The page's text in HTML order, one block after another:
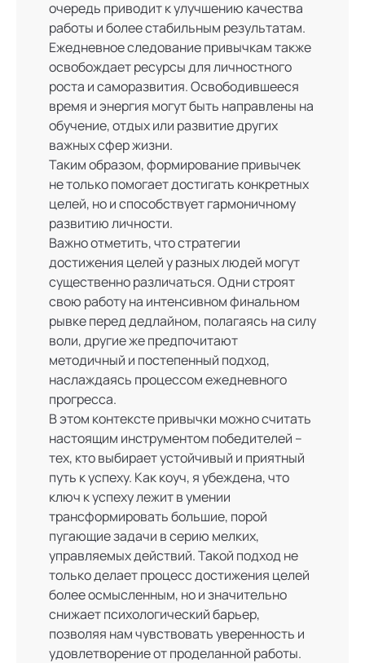
очередь приводит к улучшению качества
работы и более стабильным результатам.
Ежедневное следование привычкам также
освобождает ресурсы для личностного
роста и саморазвития. Освободившееся
время и энергия могут быть направлены на
обучение, отдых или развитие других
важных сфер жизни.
Таким образом, формирование привычек
не только помогает достигать конкретных
целей, но и способствует гармоничному
развитию личности.
Важно отметить, что стратегии
достижения целей у разных людей могут
существенно различаться. Одни строят
свою работу на интенсивном финальном
рывке перед дедлайном, полагаясь на силу
воли, другие же предпочитают
методичный и постепенный подход,
наслаждаясь процессом ежедневного
прогресса.
В этом контексте привычки можно считать
настоящим инструментом победителей –
тех, кто выбирает устойчивый и приятный
путь к успеху. Как коуч, я убеждена, что
ключ к успеху лежит в умении
трансформировать большие, порой
пугающие задачи в серию мелких,
управляемых действий. Такой подход не
только делает процесс достижения целей
более осмысленным, но и значительно
снижает психологический барьер,
позволяя нам чувствовать уверенность и
удовлетворение от проделанной работы.